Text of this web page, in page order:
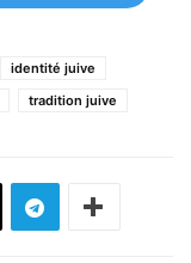
identité juive
tradition juive